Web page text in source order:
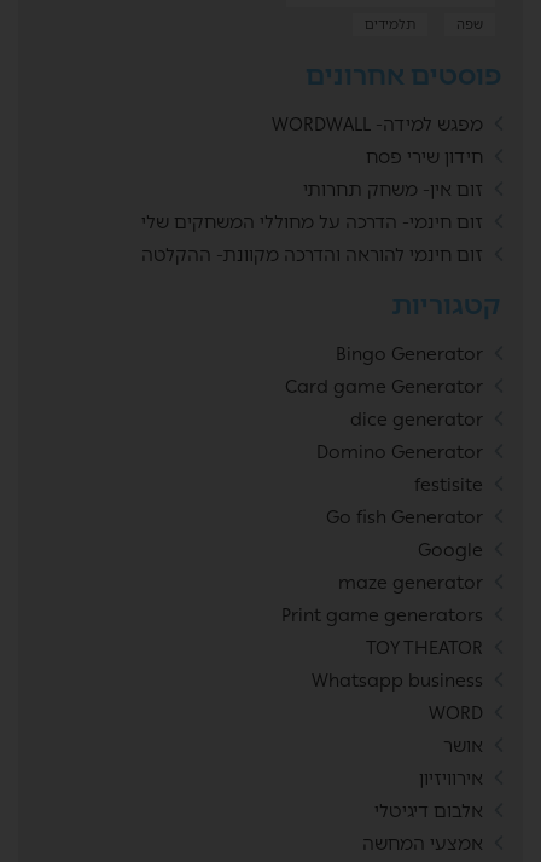
שפה
תלמידים
פוסטים אחרונים
מפגש למידה- WORDWALL
חידון שירי פסח
זום אין- משחק תחרותי
זום חינמי- הדרכה על מחוללי המשחקים שלי
זום חינמי להוראה והדרכה מקוונת- ההקלטה
קטגוריות
Bingo Generator
Card game Generator
dice generator
Domino Generator
festisite
Go fish Generator
Google
maze generator
Print game generators
TOY THEATOR
Whatsapp business
WORD
אושר
אירוויזיון
אלבום דיגיטלי
אמצעי המחשה